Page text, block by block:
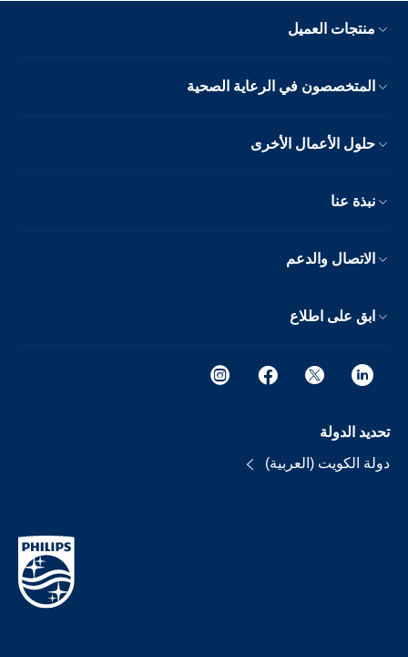
منتجات العميل
المتخصصون في الرعاية الصحية
حلول الأعمال الأخرى
نبذة عنا
الاتصال والدعم
ابق على اطلاع
تحديد الدولة
دولة الكويت (العربية)